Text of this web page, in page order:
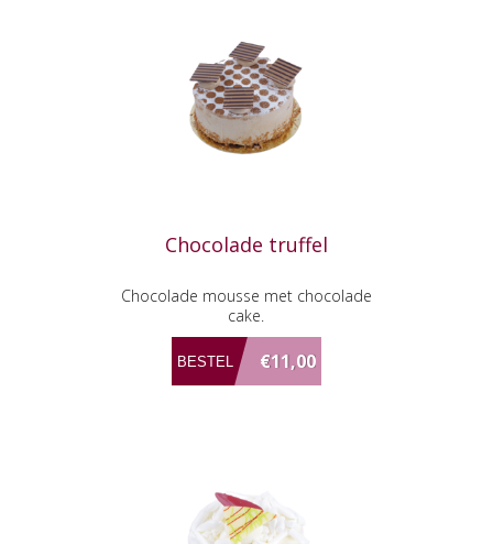
Chocolade truffel
Chocolade mousse met chocolade
cake.
€11,00